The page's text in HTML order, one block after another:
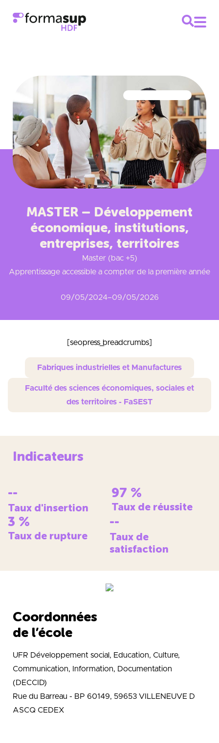
MASTER – Développement
économique, institutions,
entreprises, territoires
Master (bac +5)
Apprentissage accessible a compter de la première année
09/05/2024–09/05/2026
[seopress_breadcrumbs]
Fabriques industrielles et Manufactures
Faculté des sciences économiques, sociales et
des territoires - FaSEST
Indicateurs
--
Taux d'insertion
97 %
Taux de réussite
3 %
Taux de rupture
--
Taux de
satisfaction
Coordonnées
de l’école
UFR Développement social, Education, Culture,
Communication, Information, Documentation
(DECCID)
Rue du Barreau - BP 60149, 59653 VILLENEUVE D
ASCQ CEDEX